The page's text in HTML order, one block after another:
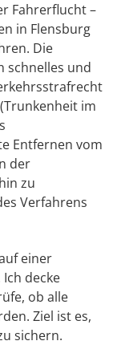
Fahrerflucht –
in Flensburg
Die
schnelles und
im
Entfernen vom
der
zu
Verfahrens
einer
decke
ob alle
Ziel ist es,
sichern.